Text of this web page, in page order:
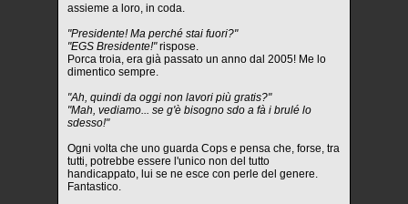
assieme a loro, in coda.
"Presidente! Ma perché stai fuori?"
"EGS Bresidente!"rispose.
Porca troia, era già passato un anno dal 2005! Me lo
dimentico sempre.
"Ah, quindi da oggi non lavori più gratis?"
"Mah, vediamo... se g'è bisogno sdo a fà i brulé lo
sdesso!"
Ogni volta che uno guarda Cops e pensa che, forse, tra
tutti, potrebbe essere l'unico non del tutto
handicappato, lui se ne esce con perle del genere.
Fantastico.